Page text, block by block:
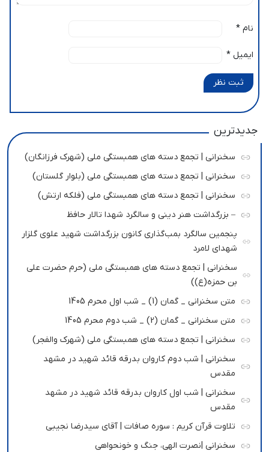
نام *
ایمیل *
ثبت نظر
جدیدترین
سخنرانی | تجمع دسته های همبستگی ملی (شهرک فرزانگان)
سخنرانی | تجمع دسته های همبستگی ملی (بلوار گلستان)
سخنرانی | تجمع دسته های همبستگی ملی (فلکه ارتش)
– بزرگداشت هنر دینی و سالگرد شهدا تالار حافظ
پنجمین سالگرد بمب‌گذاری کانون بزرگداشت شهید علوی گلزار
شهدای لامرد
سخنرانی | تجمع دسته های همبستگی ملی (حرم حضرت علی
بن حمزه(ع))
متن سخنرانی _ گمان (1) _ شب اول محرم 1405
متن سخنرانی _ گمان (2) _ شب دوم محرم 1405
سخنرانی | تجمع دسته های همبستگی ملی (شهرک والفجر)
سخنرانی | شب دوم کاروان بدرقه قائد شهید در مشهد
مقدس
سخنرانی | شب اول کاروان بدرقه قائد شهید در مشهد
مقدس
تلاوت قرآن کریم : سوره صافات | آقای سیدرضا نجیبی
سخنرانی |نصرت الهی، جنگ و خونحواهی